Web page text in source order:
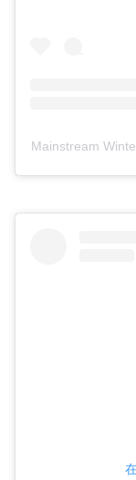
Mainstream